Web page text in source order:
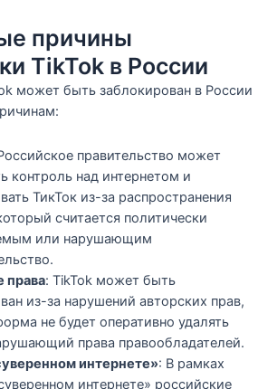
причины
TikTok в России
может быть заблокирован в России
правительство может
контроль над интернетом и
ТикТок из-за распространения
считается политически
или нарушающим
права: TikTok может быть
из-за нарушений авторских прав,
не будет оперативно удалять
права правообладателей.
интернете»: В рамках
интернете» российские